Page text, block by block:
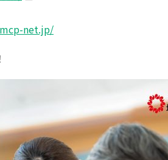
net.jp/